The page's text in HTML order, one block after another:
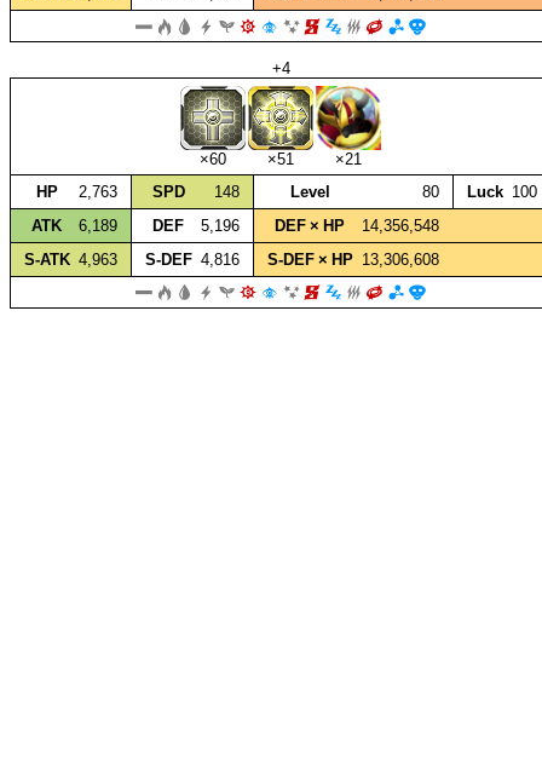
+4
×60 ×51
×21
HP
2,763 SPD 148 Level 80 Luck 100
ATK
6,189 DEF 5,196 DEF × HP
14,356,548
S‑ATK 4,963 S‑DEF 4,816 S‑DEF × HP 13,306,608